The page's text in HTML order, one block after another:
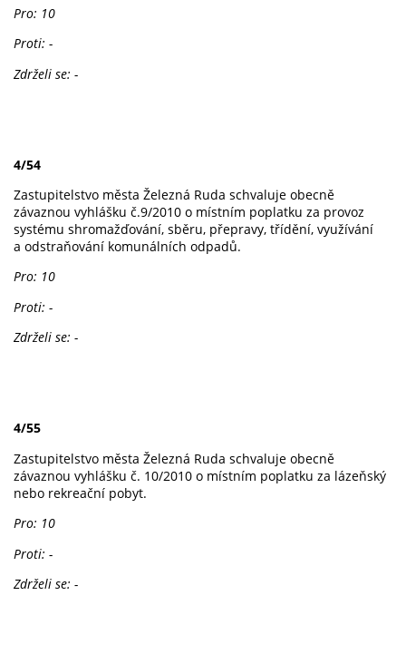
Pro: 10
Proti: -
Zdrželi se: -
4/54
Zastupitelstvo města Železná Ruda schvaluje obecně
závaznou vyhlášku č.9/2010 o místním poplatku za provoz
systému shromažďování, sběru, přepravy, třídění, využívání
a odstraňování komunálních odpadů.
Pro: 10
Proti: -
Zdrželi se: -
4/55
Zastupitelstvo města Železná Ruda schvaluje obecně
závaznou vyhlášku č. 10/2010 o místním poplatku za lázeňský
nebo rekreační pobyt.
Pro: 10
Proti: -
Zdrželi se: -